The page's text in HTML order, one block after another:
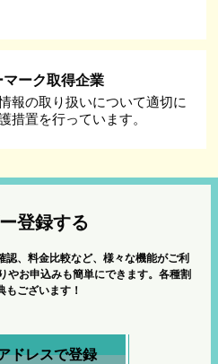
ーク取得企業
報の取り扱いについて適切に
措置を行っています。
登録する
、料金比較など、様々な機能がご利
やお申込みも簡単にできます。各種割
もございます！
ドレスで登録